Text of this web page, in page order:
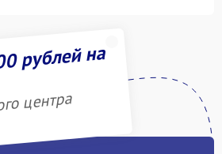
рублей на
центра